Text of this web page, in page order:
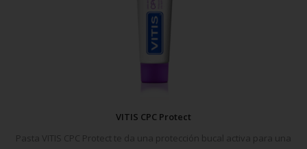
VITIS CPC Protect
Pasta VITIS CPC Protect te da una protección bucal activa para una